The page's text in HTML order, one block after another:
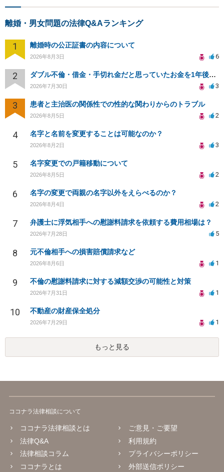
離婚・男女問題の法律Q&Aランキング
1 離婚時の公正証書の内容について
2026年8月3日 6
2 ダブル不倫・借金・手切れ金だと思っていたお金を1年後いまさら脅迫罪として通知書が来てまとめて請求
2026年7月30日 3
3 患者と主治医の関係性での性的な関わりからのトラブル
2026年8月5日 2
4 名字と名前を変更することは可能なのか？
2026年8月2日 3
5 名字変更での戸籍移動について
2026年8月5日 2
6 名字の変更で両親の名字以外をえらべるのか？
2026年8月4日 2
7 弁護士に浮気相手への慰謝料請求を依頼する費用相場は？
2026年7月28日 5
8 元不倫相手への損害賠償請求など
2026年8月6日 1
9 不倫の慰謝料請求に対する減額交渉の可能性と対策
2026年7月31日 1
10 不動産の財産保全処分
2026年7月29日 1
もっと見る
ココナラ法律相談について
ココナラ法律相談とは
法律Q&A
法律相談コラム
ココナラとは
ご意見・ご要望
利用規約
プライバシーポリシー
外部送信ポリシー